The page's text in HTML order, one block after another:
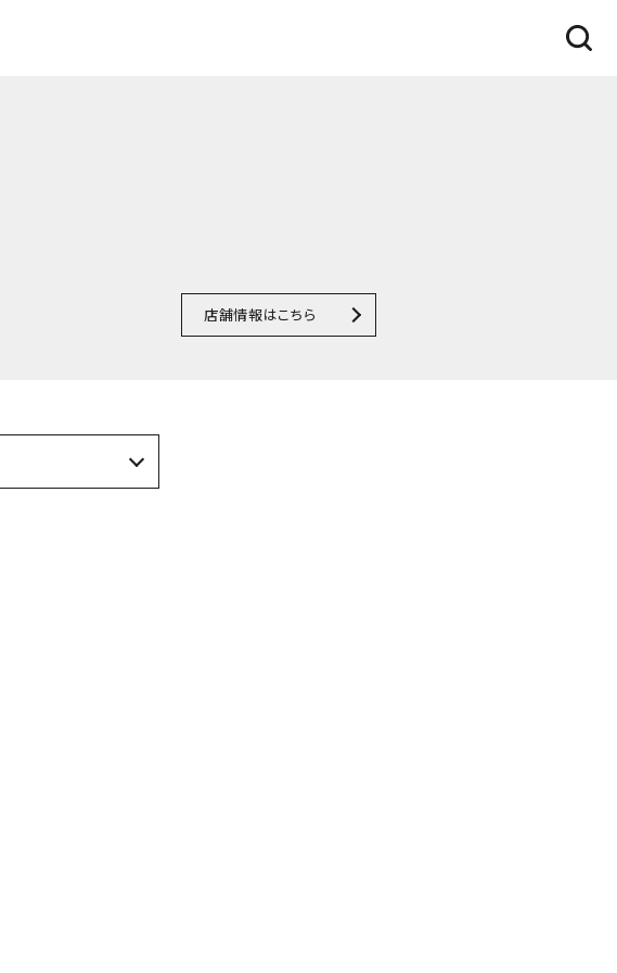
店舗情報はこちら